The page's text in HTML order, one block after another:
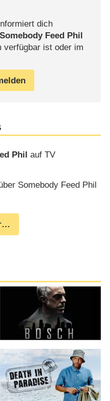
dich
Somebody Feed Phil
verfügbar ist oder im
Phil auf TV
Somebody Feed Phil